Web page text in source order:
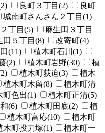
良町３丁目(2)
良町
城南町さんさん２丁目(1)
丁目(5)
麻生田３丁目
田５丁目(8)
改寄町(4)
(11)
植木町石川(1)
(2) 植木町岩野(30)
植
植木町荻迫(3)
植木
植木町木留(8)
植木町清
町色出(1)
植木町正清(5)
(6) 植木町田底(2)
植
植木町富応(10)
植木町
木町投刀塚(1)
植木町一